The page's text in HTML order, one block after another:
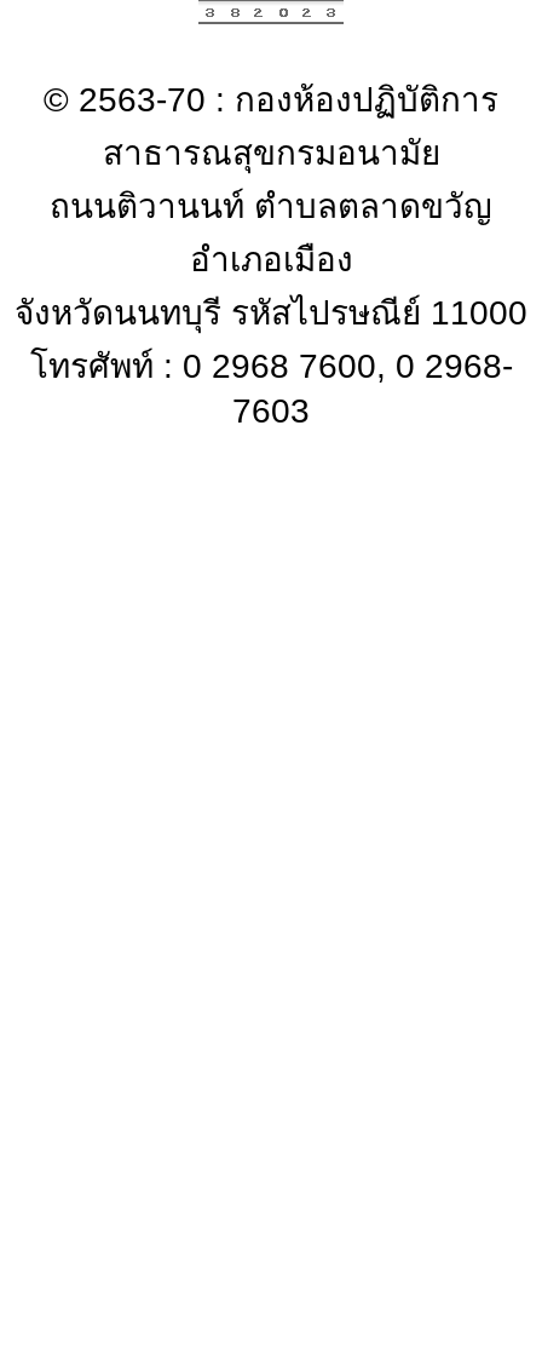
© 2563-70 : กองห้องปฏิบัติการ
สาธารณสุขกรมอนามัย
ถนนติวานนท์ ตำบลตลาดขวัญ
อำเภอเมือง
จังหวัดนนทบุรี รหัสไปรษณีย์ 11000
โทรศัพท์ : 0 2968 7600, 0 2968-
7603